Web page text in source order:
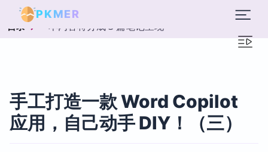
PKMER
目录 本内容将分成 3 篇笔记呈现
手工打造一款 Word Copilot
应用，自己动手 DIY！（三）